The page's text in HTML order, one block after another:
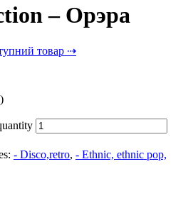
– Орэра
товар ⇢
- Disco,retro, - Ethnic, ethnic pop,